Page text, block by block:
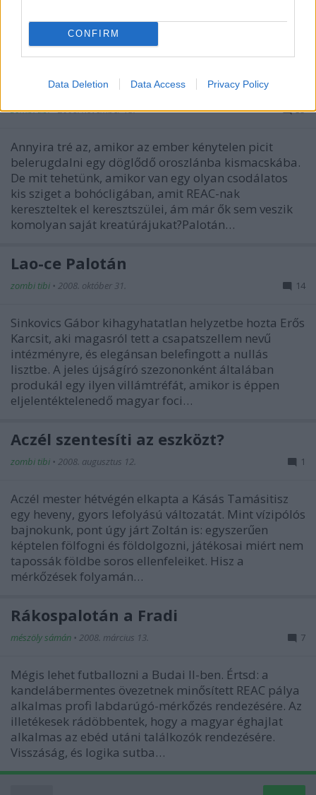
CONFIRM
Data Deletion Data Access Privacy Policy
Visszavonulása után edzőként számos első osztályú
eredménnyel rendelkezett.…
Motiváljunk mellszoborral!
zombi tibi•2008. november 13. 35
Annyira tré az, amikor az ember kénytelen picit
belerugdalni egy döglődő oroszlánba kismacskába.
De mit tehetünk, amikor van egy olyan csodálatos
kis sziget a bohócligában, amit REAC-nak
kereszteltek el keresztszülei, ám már ők sem veszik
komolyan saját kreatúrájukat?Palotán…
Lao-ce Palotán
zombi tibi • 2008. október 31. 14
Sinkovics Gábor kihagyhatatlan helyzetbe hozta Erős
Karcsit, aki magasról tett a csapatszellem nevű
intézményre, és elegánsan belefingott a nullás
lisztbe. A jeles újságíró szezononként általában
produkál egy ilyen villámtréfát, amikor is éppen
eljelentéktelenedő magyar foci…
Aczél szentesíti az eszközt?
zombi tibi • 2008. augusztus 12. 1
Aczél mester hétvégén elkapta a Kásás Tamásitisz
egy heveny, gyors lefolyású változatát. Mint vízipólós
bajnokunk, pont úgy járt Zoltán is: egyszerűen
képtelen fölfogni és földolgozni, játékosai miért nem
tapossák földbe soros ellenfeleiket. Hisz a
mérkőzések folyamán…
Rákospalotán a Fradi
mészöly sámán • 2008. március 13. 7
Mégis lehet futballozni a Budai II-ben. Értsd: a
kandelábermentes övezetnek minősített REAC pálya
alkalmas profi labdarúgó-mérkőzés rendezésére. Az
illetékesek rádöbbentek, hogy a magyar éghajlat
alkalmas az ebéd utáni találkozók rendezésére.
Visszáság, és logika sutba…